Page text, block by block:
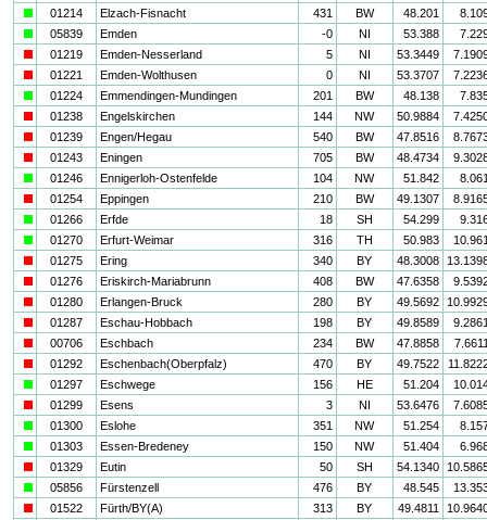
01214 Elzach-Fisnacht 431 BW 48.201
05839 Emden -0 NI 53.388
01219 Emden-Nesserland 5 NI 53.3449
01221 Emden-Wolthusen 0 NI 53.3707
01224 Emmendingen-Mundingen 201 BW 48.138
01238 Engelskirchen 144 NW 50.9884
01239 Engen/Hegau 540 BW 47.8516
01243 Eningen 705 BW 48.4734
01246 Ennigerloh-Ostenfelde 104 NW 51.842
01254 Eppingen 210 BW 49.1307
01266 Erfde 18 SH 54.299
01270 Erfurt-Weimar 316 TH 50.983
01275 Ering 340 BY 48.3008
01276 Eriskirch-Mariabrunn 408 BW 47.6358
01280 Erlangen-Bruck 280 BY 49.5692
01287 Eschau-Hobbach 198 BY 49.8589
00706 Eschbach 234 BW 47.8858
01292 Eschenbach(Oberpfalz) 470 BY 49.7522
01297 Eschwege 156 HE 51.204
01299 Esens 3 NI 53.6476
01300 Eslohe 351 NW 51.254
01303 Essen-Bredeney 150 NW 51.404
01329 Eutin 50 SH 54.1340
05856 Fürstenzell 476 BY 48.545
01522 Fürth/BY(A) 313 BY 49.4811